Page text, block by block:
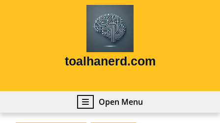
toalhanerd.com
Open Menu